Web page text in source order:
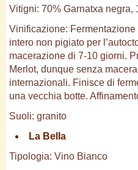
Vitigni: 70% Garnatxa negra,
Vinificazione:
intero non pigiato per
macerazione di 7-10 giorni.
Merlot, dunque senza
internazionali. Finisce di
una vecchia botte.
Suoli: granito
La Bella
Tipologia: Vino Bianco